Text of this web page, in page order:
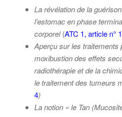
La révélation de la
l’estomacen phase
corporel(ATC 1, article n°
Aperçu sur les traitements
moxibustion des effets
radiothérapie et de la
le traitement des tumeurs
4)
La notion « le Tan